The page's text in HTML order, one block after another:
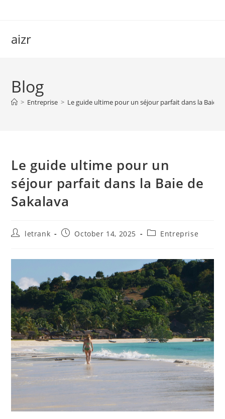
aizr
Blog
> Entreprise > Le guide ultime pour un séjour parfait dans la Baie
Le guide ultime pour un
séjour parfait dans la Baie de
Sakalava
Postletrank
PostOctober 14, 2025
PostEntreprise